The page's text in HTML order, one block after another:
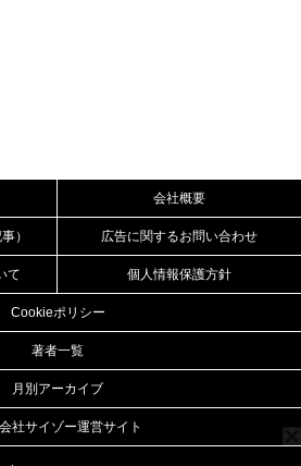
会社概要
） 広告に関するお問い合わせ
て 個人情報保護方針
Cookieポリシー
著者一覧
月別アーカイブ
社サイゾー運営サイト